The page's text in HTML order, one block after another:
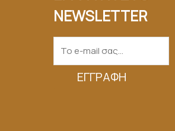
NEWSLETTER
ΕΓΓΡΑΦΉ